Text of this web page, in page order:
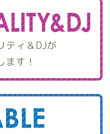
ティ＆DJが
す！